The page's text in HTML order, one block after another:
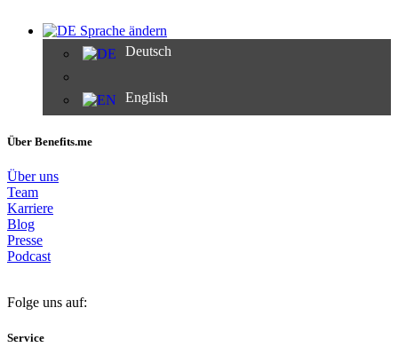
Sprache ändern
Deutsch
English
Über Benefits.me
Über uns
Team
Karriere
Blog
Presse
Podcast
Folge uns auf:
Service